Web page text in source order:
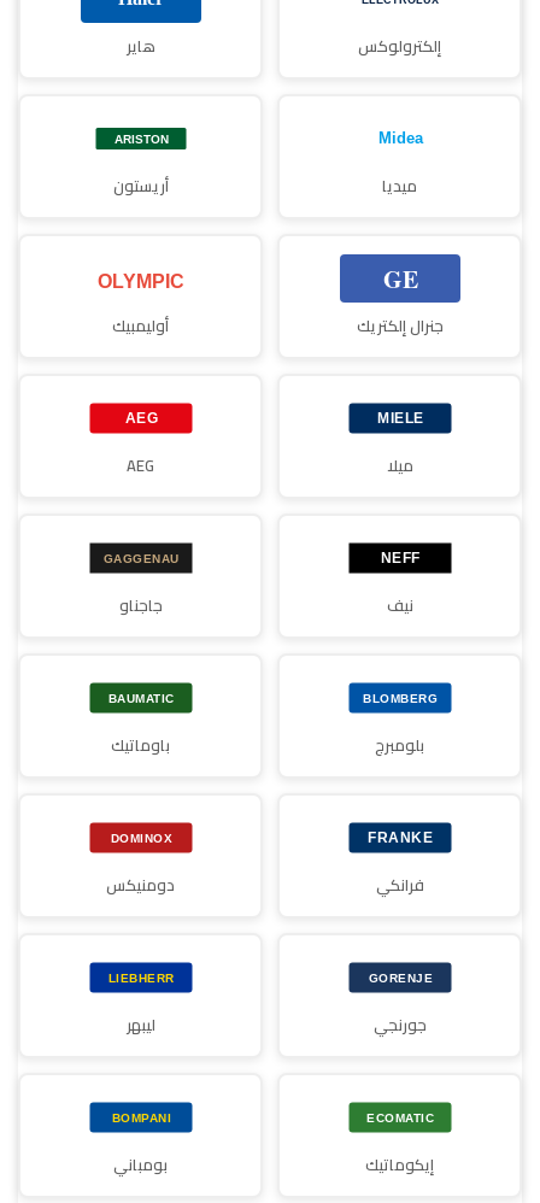
إلكترولوكس هاير
ميديا أريستون
جنرال إلكتريك أوليمبيك
ميلا AEG
نيف جاجناو
بلومبرج باوماتيك
فرانكي دومنيكس
جورنجي ليبهر
إيكوماتيك بومباني